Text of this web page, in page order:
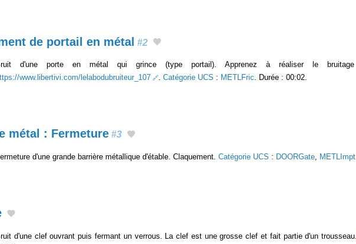
de portail en métal #2
d'une porte en métal qui grince (type portail). Apprenez à réaliser le bruitage
www.libertivi.com/lelabodubruiteur_107
. Catégorie UCS : METLFric. Durée : 00:02.
métal : Fermeture #3
d'une grande barrière métallique d'étable. Claquement. Catégorie UCS : DOORGate, METLImpt
d'une clef ouvrant puis fermant un verrous. La clef est une grosse clef et fait partie d'un